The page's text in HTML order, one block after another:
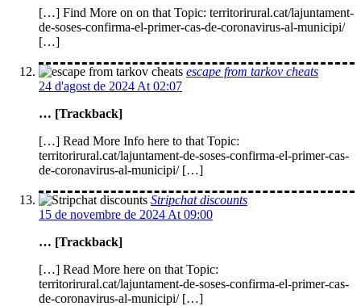
[…] Find More on on that Topic: territorirural.cat/lajuntament-
de-soses-confirma-el-primer-cas-de-coronavirus-al-municipi/
[…]
escape from tarkov cheats
24 d'agost de 2024 At 02:07
… [Trackback]
[…] Read More Info here to that Topic:
territorirural.cat/lajuntament-de-soses-confirma-el-primer-cas-
de-coronavirus-al-municipi/ […]
Stripchat discounts
15 de novembre de 2024 At 09:00
… [Trackback]
[…] Read More here on that Topic:
territorirural.cat/lajuntament-de-soses-confirma-el-primer-cas-
de-coronavirus-al-municipi/ […]